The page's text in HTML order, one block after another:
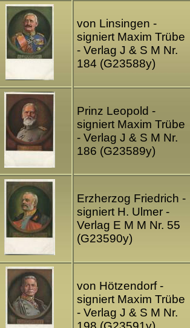
von Linsingen -
signiert Maxim Trübe
- Verlag J & S M Nr.
184 (G23588y)
Prinz Leopold -
signiert Maxim Trübe
- Verlag J & S M Nr.
186 (G23589y)
Erzherzog Friedrich -
signiert H. Ulmer -
Verlag E M M Nr. 55
(G23590y)
von Hötzendorf -
signiert Maxim Trübe
- Verlag J & S M Nr.